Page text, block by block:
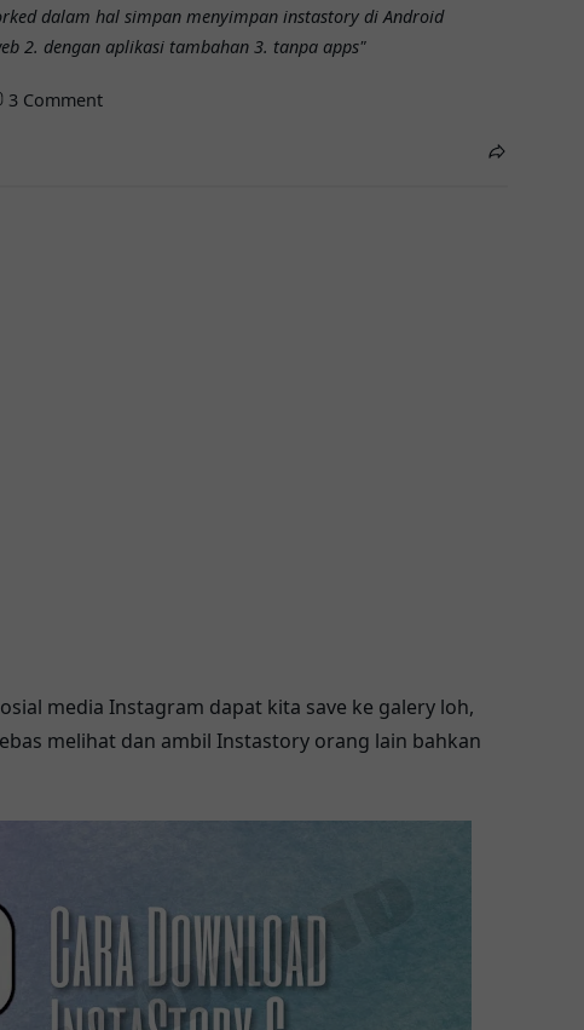
dalam hal simpan menyimpan instastory di Android
2. dengan aplikasi tambahan 3. tanpa apps"
3 Comment
media Instagram dapat kita save ke galery loh,
melihat dan ambil Instastory orang lain bahkan